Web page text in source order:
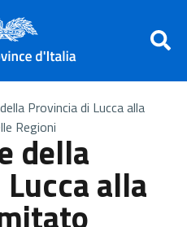
Provincia di Lucca alla
Regioni
della
alla